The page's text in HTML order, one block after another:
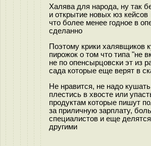
Халява для народа, ну так
и открытие новых юз кейсов
что более менее годное в
сделанно
Поэтому крики
пирожок о том что типа "не
не по опенсырцовски эт из
сада которые еще верят в
Не нравится, не надо
плестись в хвосте или
продуктам которые пишут
за приличную зарплату,
специалистов и еще
другими